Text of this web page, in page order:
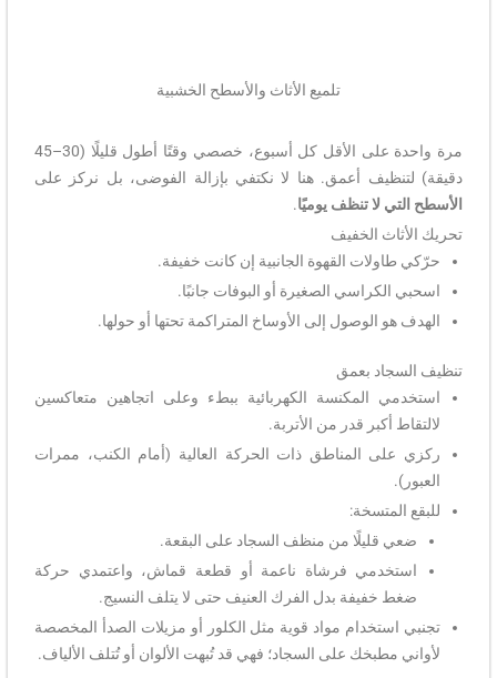
تلميع الأثاث والأسطح الخشبية​
مرة واحدة على الأقل كل أسبوع، خصصي وقتًا أطول قليلًا (30–45
دقيقة) لتنظيف أعمق. هنا لا نكتفي بإزالة الفوضى، بل نركز على
الأسطح التي لا تنظف يوميًا.
تحريك الأثاث الخفيف
حرّكي طاولات القهوة الجانبية إن كانت خفيفة.
اسحبي الكراسي الصغيرة أو البوفات جانبًا.
الهدف هو الوصول إلى الأوساخ المتراكمة تحتها أو حولها.
تنظيف السجاد بعمق
استخدمي المكنسة الكهربائية ببطء وعلى اتجاهين متعاكسين
لالتقاط أكبر قدر من الأتربة.
ركزي على المناطق ذات الحركة العالية (أمام الكنب، ممرات
العبور).
للبقع المتسخة:
ضعي قليلًا من منظف السجاد على البقعة.
استخدمي فرشاة ناعمة أو قطعة قماش، واعتمدي حركة
ضغط خفيفة بدل الفرك العنيف حتى لا يتلف النسيج.
تجنبي استخدام مواد قوية مثل الكلور أو مزيلات الصدأ المخصصة
لأواني مطبخك على السجاد؛ فهي قد تُبهت الألوان أو تُتلف الألياف.